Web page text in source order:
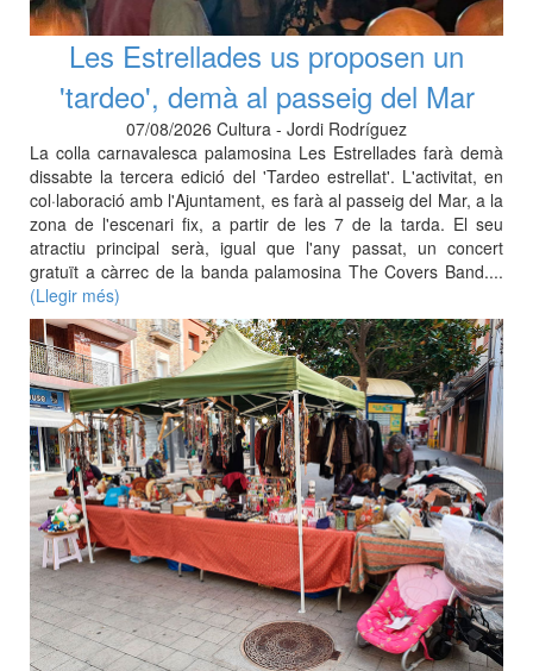
Les Estrellades us proposen un
'tardeo', demà al passeig del Mar
07/08/2026 Cultura - Jordi Rodríguez
La colla carnavalesca palamosina Les Estrellades farà demà
dissabte la tercera edició del 'Tardeo estrellat'. L'activitat, en
col·laboració amb l'Ajuntament, es farà al passeig del Mar, a la
zona de l'escenari fix, a partir de les 7 de la tarda. El seu
atractiu principal serà, igual que l'any passat, un concert
gratuït a càrrec de la banda palamosina The Covers Band....
(Llegir més)